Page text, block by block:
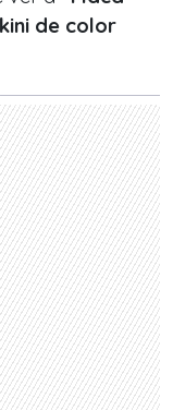
de color